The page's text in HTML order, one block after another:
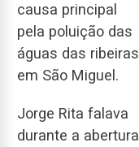
causa principal
pela poluição das
águas das ribeiras
em São Miguel.
Jorge Rita falava
durante a abertura